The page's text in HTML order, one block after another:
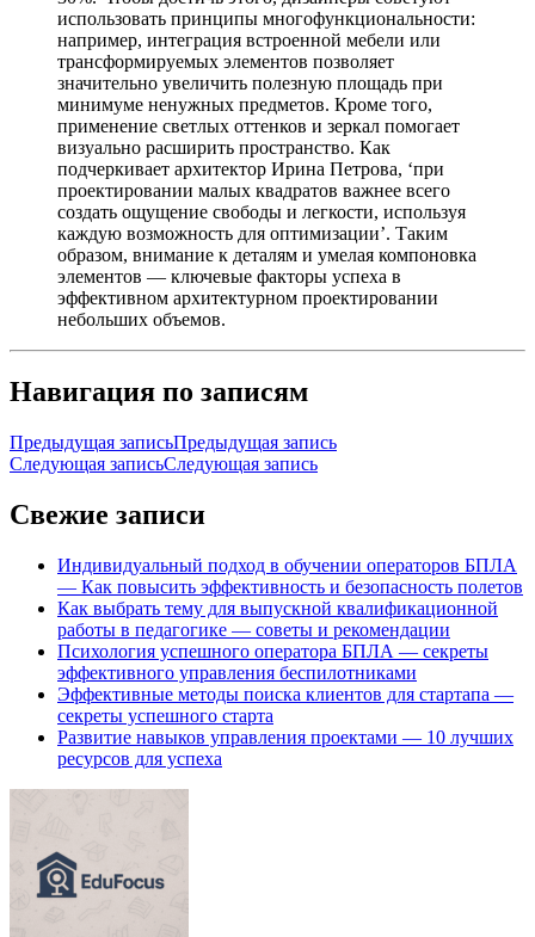
использовать принципы многофункциональности:
например, интеграция встроенной мебели или
трансформируемых элементов позволяет
значительно увеличить полезную площадь при
минимуме ненужных предметов. Кроме того,
применение светлых оттенков и зеркал помогает
визуально расширить пространство. Как
подчеркивает архитектор Ирина Петрова, ‘при
проектировании малых квадратов важнее всего
создать ощущение свободы и легкости, используя
каждую возможность для оптимизации’. Таким
образом, внимание к деталям и умелая компоновка
элементов — ключевые факторы успеха в
эффективном архитектурном проектировании
небольших объемов.
Навигация по записям
Предыдущая записьПредыдущая запись
Следующая записьСледующая запись
Свежие записи
Индивидуальный подход в обучении операторов БПЛА
— Как повысить эффективность и безопасность полетов
Как выбрать тему для выпускной квалификационной
работы в педагогике — советы и рекомендации
Психология успешного оператора БПЛА — секреты
эффективного управления беспилотниками
Эффективные методы поиска клиентов для стартапа —
секреты успешного старта
Развитие навыков управления проектами — 10 лучших
ресурсов для успеха